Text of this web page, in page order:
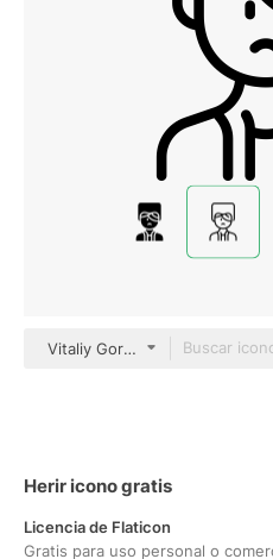
Vitaliy Gorbachev Lineal
Herir icono gratis
Licencia de Flaticon
Gratis para uso personal o